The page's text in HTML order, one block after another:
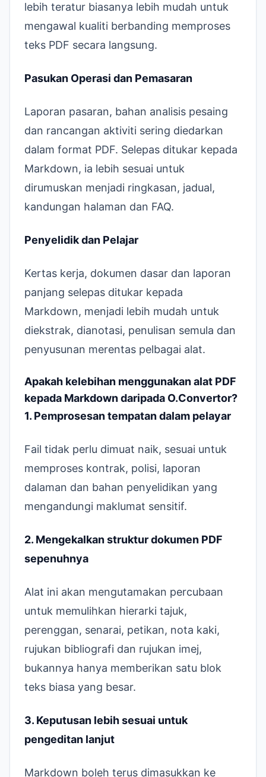
lebih teratur biasanya lebih mudah untuk
mengawal kualiti berbanding memproses
teks PDF secara langsung.
Pasukan Operasi dan Pemasaran
Laporan pasaran, bahan analisis pesaing
dan rancangan aktiviti sering diedarkan
dalam format PDF. Selepas ditukar kepada
Markdown, ia lebih sesuai untuk
dirumuskan menjadi ringkasan, jadual,
kandungan halaman dan FAQ.
Penyelidik dan Pelajar
Kertas kerja, dokumen dasar dan laporan
panjang selepas ditukar kepada
Markdown, menjadi lebih mudah untuk
diekstrak, dianotasi, penulisan semula dan
penyusunan merentas pelbagai alat.
Apakah kelebihan menggunakan alat PDF
kepada Markdown daripada O.Convertor?
1. Pemprosesan tempatan dalam pelayar
Fail tidak perlu dimuat naik, sesuai untuk
memproses kontrak, polisi, laporan
dalaman dan bahan penyelidikan yang
mengandungi maklumat sensitif.
2. Mengekalkan struktur dokumen PDF
sepenuhnya
Alat ini akan mengutamakan percubaan
untuk memulihkan hierarki tajuk,
perenggan, senarai, petikan, nota kaki,
rujukan bibliografi dan rujukan imej,
bukannya hanya memberikan satu blok
teks biasa yang besar.
3. Keputusan lebih sesuai untuk
pengeditan lanjut
Markdown boleh terus dimasukkan ke